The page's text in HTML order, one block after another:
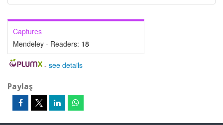
Captures
Mendeley - Readers: 18
- see details
Paylaş